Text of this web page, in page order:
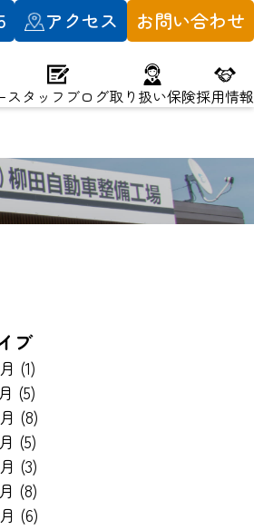
アクセス お問い合わせ
スタッフブログ取り扱い保険採用情報
ブ
(1)
(5)
(8)
(5)
(3)
(8)
(6)